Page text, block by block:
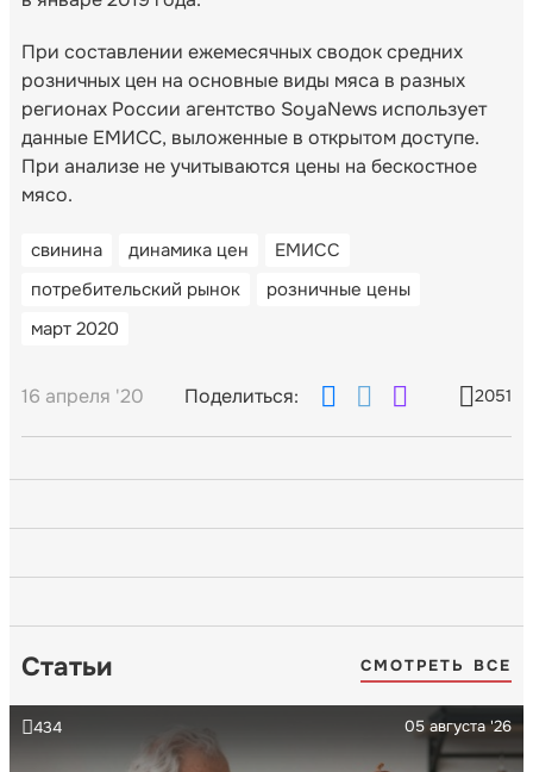
При составлении ежемесячных сводок средних
розничных цен на основные виды мяса в разных
регионах России агентство SoyaNews использует
данные ЕМИСС, выложенные в открытом доступе.
При анализе не учитываются цены на бескостное
мясо.
свинина динамика цен
ЕМИСС
потребительский рынок
розничные цены
март 2020
16 апреля '20 Поделиться: 2051
Статьи СМОТРЕТЬ ВСЕ
05 августа '26
434